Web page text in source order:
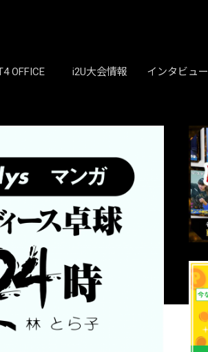
OFFICE i2U大会情報 インタビュー